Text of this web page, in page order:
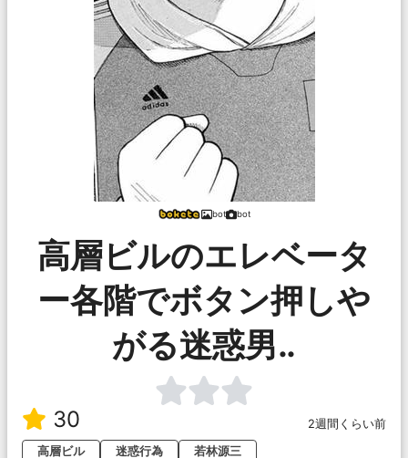
bot bot
高層ビルのエレベータ
ー各階でボタン押しや
がる迷惑男‥
30
2週間くらい前
高層ビル
迷惑行為 若林源三